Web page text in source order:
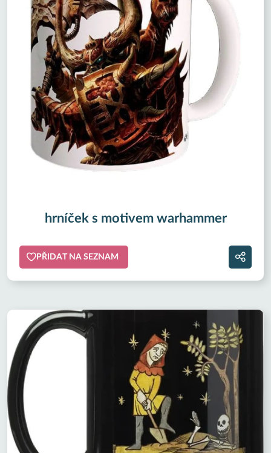
hrníček s motivem warhammer
PŘIDAT NA SEZNAM